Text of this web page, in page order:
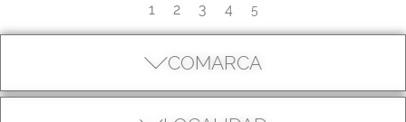
COMARCA
1 2 3 4 5